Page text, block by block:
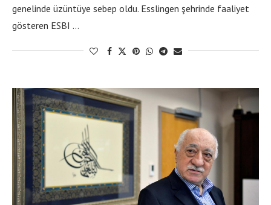
genelinde üzüntüye sebep oldu. Esslingen şehrinde faaliyet
gösteren ESBI …